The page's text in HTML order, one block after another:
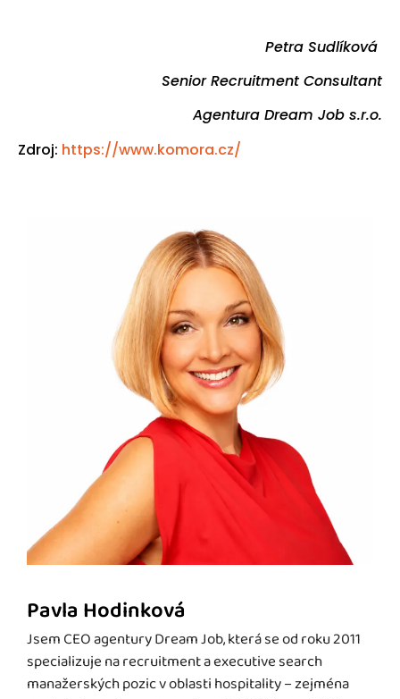
Petra Sudlíková
Senior Recruitment Consultant
Agentura Dream Job s.r.o.
Zdroj: https://www.komora.cz/
Pavla Hodinková
Jsem CEO agentury Dream Job, která se od roku 2011
specializuje na recruitment a executive search
manažerských pozic v oblasti hospitality – zejména